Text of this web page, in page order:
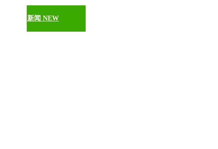
新闻 NEW